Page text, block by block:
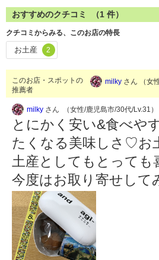
おすすめのクチコミ （1 件）
クチコミからみる、このお店の特長
お土産 2
このお店・スポットの
推薦者
milky さん （女
milky さん （女性/鹿児島市/30代/Lv.31）
とにかく安い&食べや
たくなる美味しさ♡お
土産としてもとって
今度はお取り寄せして